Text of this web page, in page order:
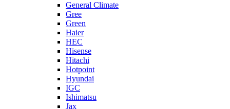
General Climate
Gree
Green
Haier
HEC
Hisense
Hitachi
Hotpoint
Hyundai
IGC
Ishimatsu
Jax